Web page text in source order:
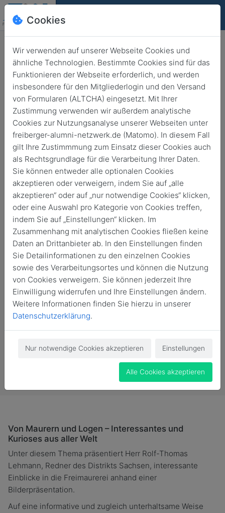
Vortrag: Von Maurern und Logen
– Interessantes und Kurioses aus
aller Welt
10. März 2026 von 19:00 21:00
Vergangene Veranstaltung
Von Maurern und Logen – Interessantes und
Kurioses aus aller Welt
Unter diesem Thema präsentiert Herr Rolf-Thomas
Lehmann, Redner des Distrikts Sachsen, interessante
Einblicke in die Freimaurerei anhand einer
Bilderpräsentation.
Auf eine informative und zugleich unterhaltsame Weise
Cookies
Wir verwenden auf unserer Webseite Cookies und
ähnliche Technologien. Bestimmte Cookies sind für das
Funktionieren der Webseite erforderlich, und werden
insbesondere für den Mitgliederlogin und den Versand
von Formularen (ALTCHA) eingesetzt. Mit Ihrer
Zustimmung verwenden wir außerdem analytische
Cookies zur Nutzungsanalyse unserer Webseiten unter
freiberger-alumni-netzwerk.de (Matomo). In diesem Fall
gilt Ihre Zustimmmung zum Einsatz dieser Cookies auch
als Rechtsgrundlage für die Verarbeitung Ihrer Daten.
Sie können entweder alle optionalen Cookies
akzeptieren oder verweigern, indem Sie auf „alle
akzeptieren“ oder auf „nur notwendige Cookies“ klicken,
oder eine Auswahl pro Kategorie von Cookies treffen,
indem Sie auf „Einstellungen“ klicken. Im
Zusammenhang mit analytischen Cookies fließen keine
Daten an Drittanbieter ab. In den Einstellungen finden
Sie Detailinformationen zu den einzelnen Cookies
sowie des Verarbeitungsortes und können die Nutzung
von Cookies verweigern. Sie können jederzeit Ihre
Einwilligung widerrufen und Ihre Einstellungen ändern.
Weitere Informationen finden Sie hierzu in unserer
Datenschutzerklärung.
Nur notwendige Cookies akzeptieren Einstellungen
Alle Cookies akzeptieren